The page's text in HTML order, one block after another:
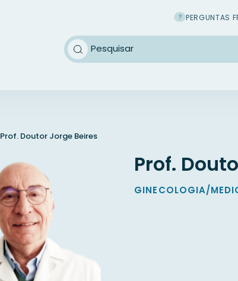
PERGUNTAS
Prof. Doutor Jorge Beires
Prof.
GINECOLOGIA/